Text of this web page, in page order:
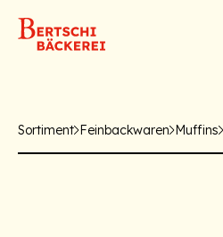
Sortiment Feinbackwaren Muffins